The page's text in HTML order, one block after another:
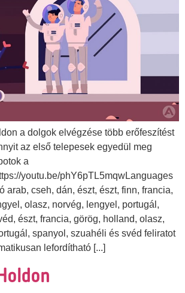
a dolgok elvégzése több erőfeszítést
az első telepesek egyedül meg
a
youtu.be/phY6pTL5mqwLanguages
arab, cseh, dán, észt, észt, finn, francia,
olasz, norvég, lengyel, portugál,
észt, francia, görög, holland, olasz,
spanyol, szuahéli és svéd feliratot
lefordítható [...]